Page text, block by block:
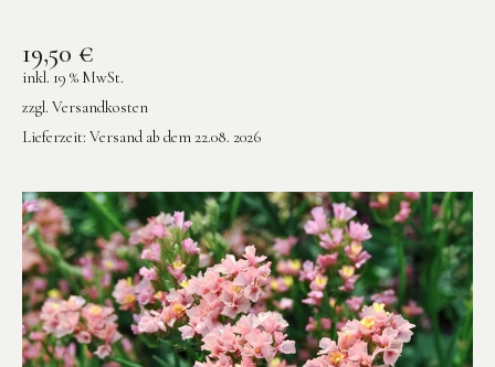
19,50 €
inkl. 19 % MwSt.
zzgl. Versandkosten
Lieferzeit: Versand ab dem 22.08. 2026